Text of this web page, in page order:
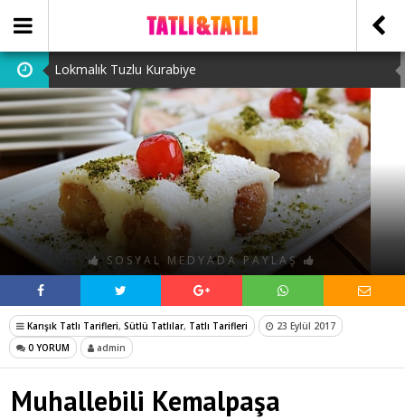
Lokmalık Tuzlu Kurabiye
Tam Ölçülü Un Helvası
Suffle
Cevizli Bulut Kek
Ataşehir Escort Bayanlarını: atasehirescortlari.com ‘da
bulabilirsiniz.
SOSYAL MEDYADA PAYLAŞ
Karışık Tatlı Tarifleri, Sütlü Tatlılar, Tatlı Tarifleri
23 Eylül 2017
0 YORUM
admin
Muhallebili Kemalpaşa